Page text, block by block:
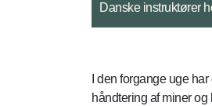
Dansk instruktører
I den forgange uge
håndtering af miner